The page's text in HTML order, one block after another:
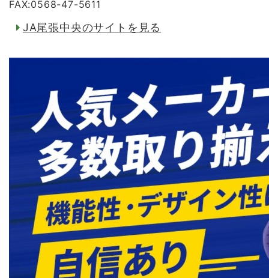
FAX:0568-47-5611
JA尾張中央のサイトを見る